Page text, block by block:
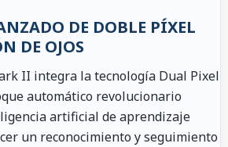
DE DOBLE PÍXEL
DE OJOS
II integra la tecnología Dual Pixel
automático revolucionario
artificial de aprendizaje
un reconocimiento y seguimiento